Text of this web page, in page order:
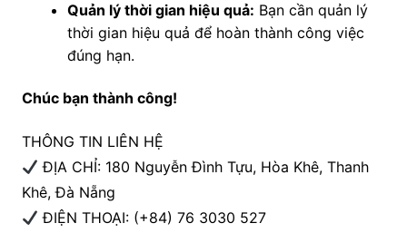
Quản lý thời gian hiệu quả: Bạn cần quản lý
thời gian hiệu quả để hoàn thành công việc
đúng hạn.
Chúc bạn thành công!
THÔNG TIN LIÊN HỆ
ĐỊA CHỈ: 180 Nguyễn Đình Tựu, Hòa Khê, Thanh
Khê, Đà Nẵng
ĐIỆN THOẠI: (+84) 76 3030 527